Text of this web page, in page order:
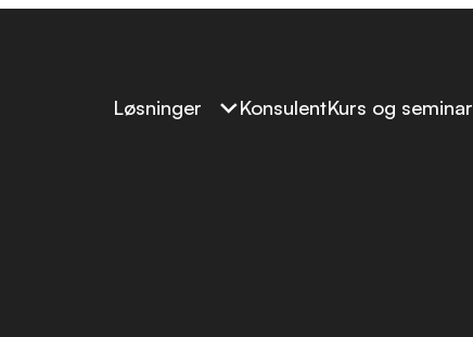
Løsninger
KonsulentKurs og seminar